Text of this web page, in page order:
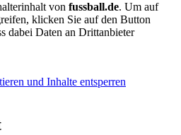
von fussball.de. Um auf
klicken Sie auf den Button
dabei Daten an Drittanbieter
und Inhalte entsperren